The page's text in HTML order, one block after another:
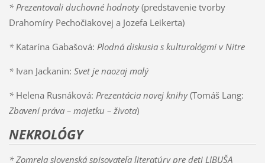
* Prezentovali duchovné hodnoty(predstavenie tvorby
Drahomíry Pechočiakovej a Jozefa Leikerta)
* Katarína Gabašová: Plodná diskusia s kulturológmi v Nitre
* Ivan Jackanin: Svet je naozaj malý
* Helena Rusnáková: Prezentácia novej knihy(Tomáš Lang:
Zbavení práva – majetku – života)
NEKROLÓGY
*Zomrela slovenská spisovateľa literatúry pre deti LIBUŠA